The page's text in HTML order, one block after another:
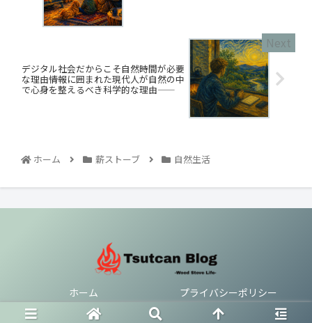
デジタル社会だからこそ自然時間が必要
な理由――情報に囲まれた現代人が自然の中
で心身を整えるべき科学的な理由――
ホーム 薪ストーブ 自然生活
ホーム
プライバシーポリシー
© 2021 つっちゃブログ.